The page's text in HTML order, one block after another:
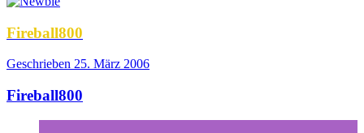
Fireball800
Geschrieben 25. März 2006
Fireball800